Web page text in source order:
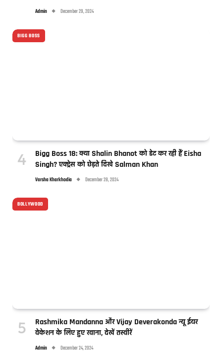
Admin December 29, 2024
BIGG BOSS
Bigg Boss 18: क्या Shalin Bhanot को डेट कर रही हैं Eisha
Singh? एक्ट्रेस को छेड़ते दिखे Salman Khan
Varsha Kharkhodia December 28, 2024
BOLLYWOOD
Rashmika Mandanna और Vijay Deverakonda न्यू ईयर
वेकेशन के लिए हुए रवाना, देखें तस्वीरें
Admin December 24, 2024